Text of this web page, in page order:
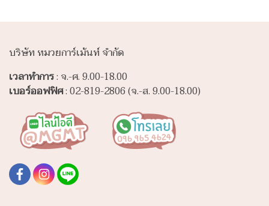
บริษัท หมวยการ์เม้นท์ จำกัด
เวลาทำการ: จ.-ศ. 9.00-18.00
เบอร์ออฟฟิศ: 02-819-2806 (จ.-ส. 9.00-18.00)